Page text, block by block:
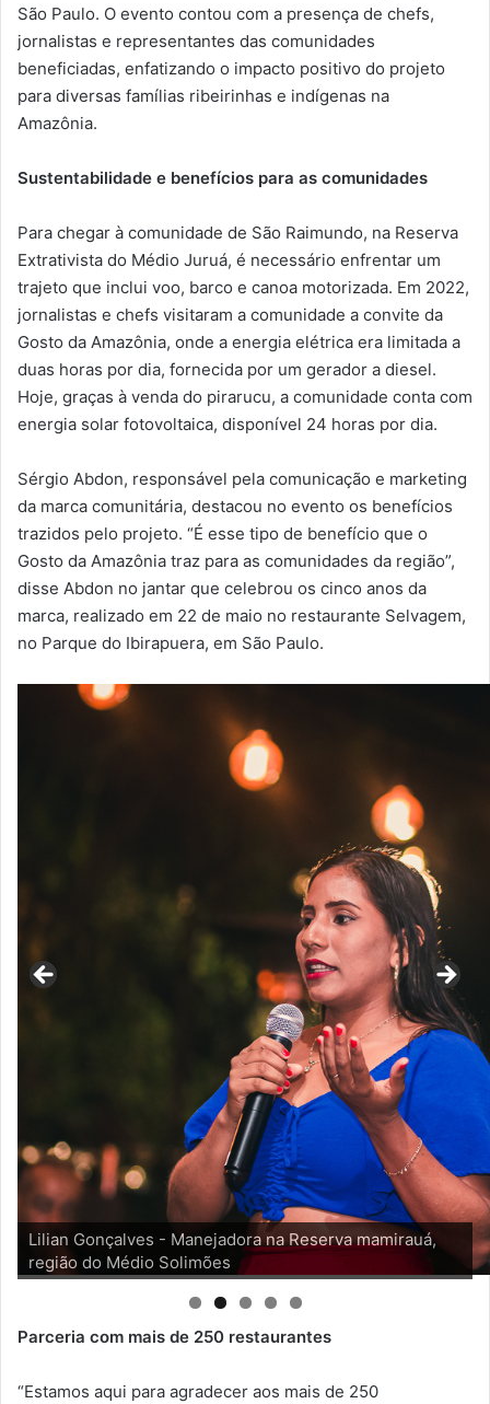
São Paulo. O evento contou com a presença de chefs,
jornalistas e representantes das comunidades
beneficiadas, enfatizando o impacto positivo do projeto
para diversas famílias ribeirinhas e indígenas na
Amazônia.
Sustentabilidade e benefícios para as comunidades
Para chegar à comunidade de São Raimundo, na Reserva
Extrativista do Médio Juruá, é necessário enfrentar um
trajeto que inclui voo, barco e canoa motorizada. Em 2022,
jornalistas e chefs visitaram a comunidade a convite da
Gosto da Amazônia, onde a energia elétrica era limitada a
duas horas por dia, fornecida por um gerador a diesel.
Hoje, graças à venda do pirarucu, a comunidade conta com
energia solar fotovoltaica, disponível 24 horas por dia.
Sérgio Abdon, responsável pela comunicação e marketing
da marca comunitária, destacou no evento os benefícios
trazidos pelo projeto. “É esse tipo de benefício que o
Gosto da Amazônia traz para as comunidades da região”,
disse Abdon no jantar que celebrou os cinco anos da
marca, realizado em 22 de maio no restaurante Selvagem,
no Parque do Ibirapuera, em São Paulo.
Lilian Gonçalves - Manejadora na Reserva mamirauá,
região do Médio Solimões
Pirarucu na brasa com purê de mandioca, banana da
terra, molho de tucupi com mel e mix de ervas
Parceria com mais de 250 restaurantes
“Estamos aqui para agradecer aos mais de 250